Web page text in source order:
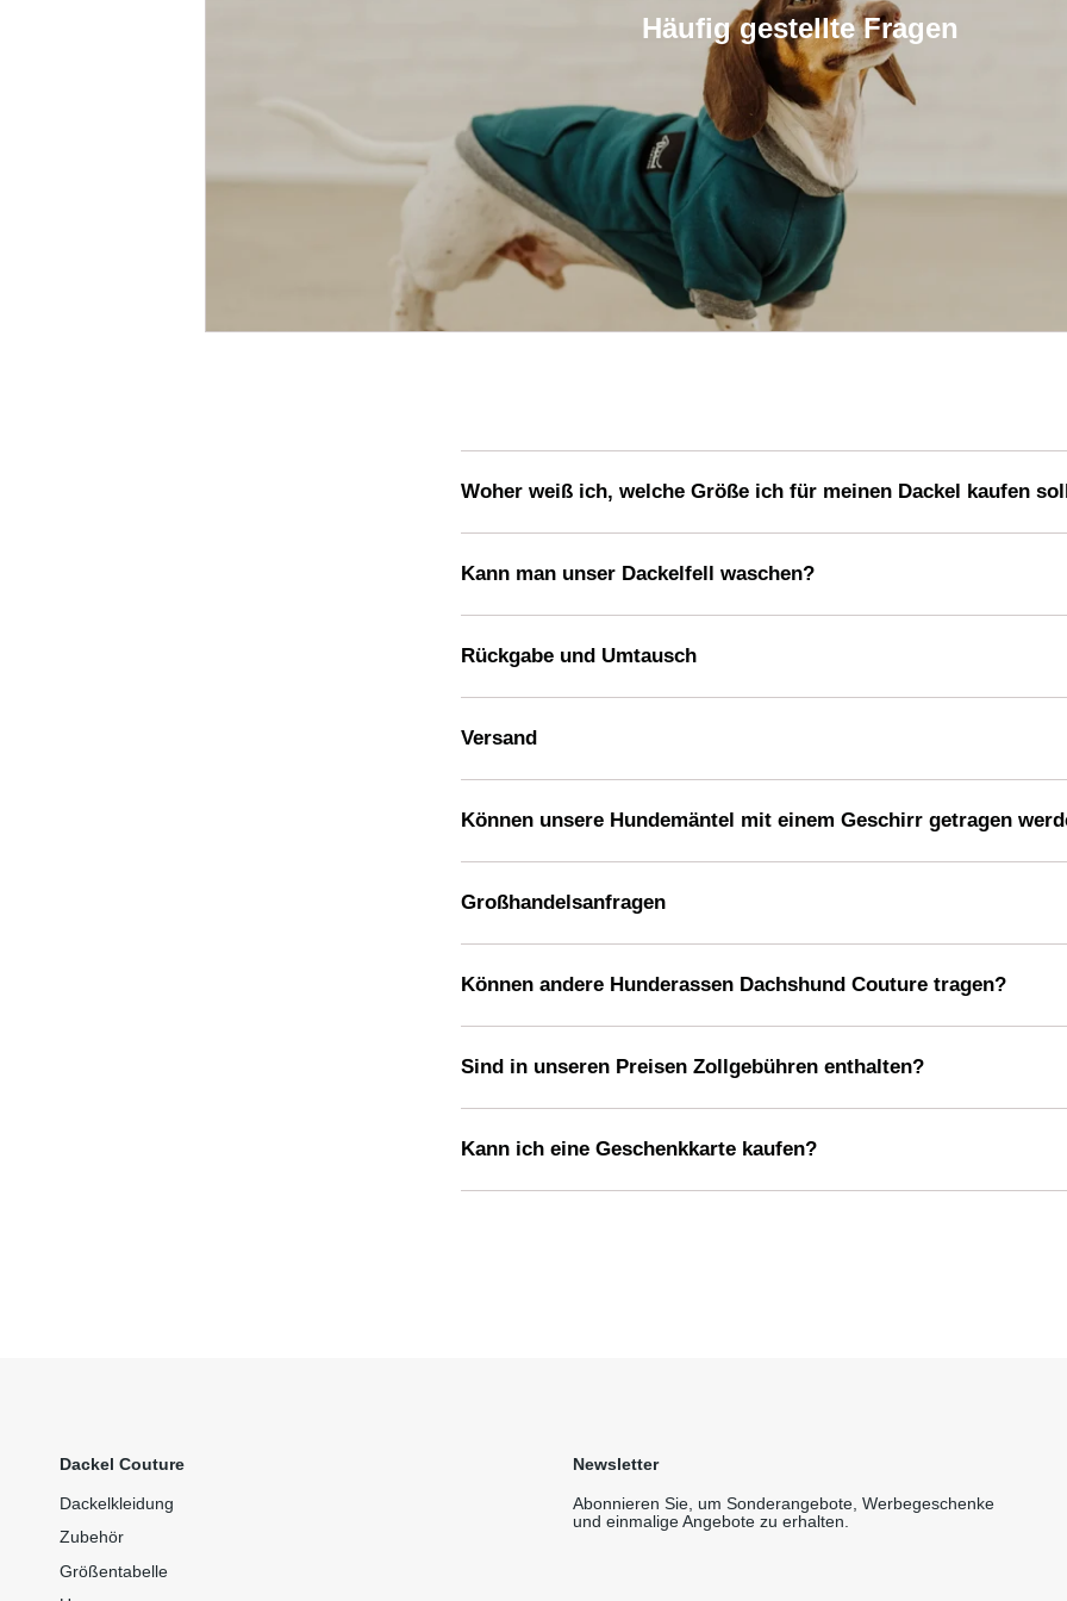
Häufig gestellte Fragen
Woher weiß ich, welche Größe ich für meinen Dackel kaufen
Kann man unser Dackelfell waschen?
Rückgabe und Umtausch
Versand
Können unsere Hundemäntel mit einem Geschirr getragen
Großhandelsanfragen
Können andere Hunderassen Dachshund Couture tragen?
Sind in unseren Preisen Zollgebühren enthalten?
Kann ich eine Geschenkkarte kaufen?
Dackel Couture
Dackelkleidung
Zubehör
Größentabelle
Newsletter
Abonnieren Sie, um Sonderangebote, Werbegeschenke
und einmalige Angebote zu erhalten.